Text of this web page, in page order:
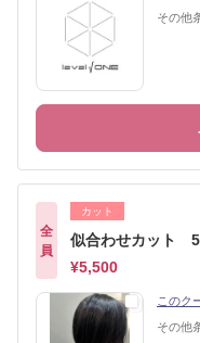
その他
全
員
カット
似合わせカット
¥5,500
このク
その他